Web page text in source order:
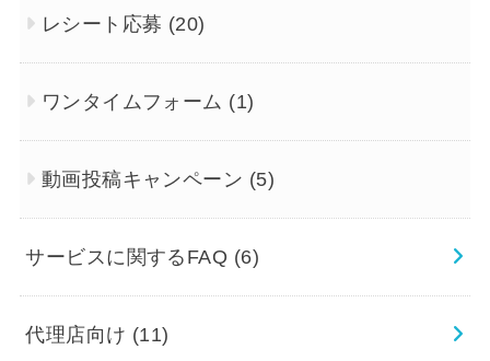
レシート応募 (20)
ワンタイムフォーム (1)
動画投稿キャンペーン (5)
サービスに関するFAQ (6)
代理店向け (11)